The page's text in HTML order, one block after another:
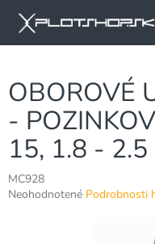
obsah
OBOROVÉ
-
15, 1.8 -
MC928
Priemerné
Neohodnotené Podrobnosti